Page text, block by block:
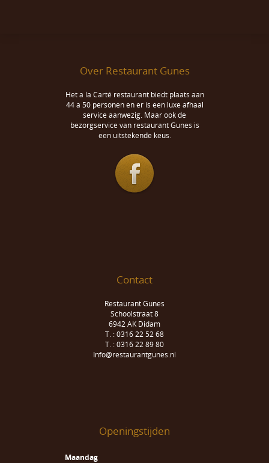
Over Restaurant Gunes
Het a la Carté restaurant biedt plaats aan
44 a 50 personen en er is een luxe afhaal
service aanwezig. Maar ook de
bezorgservice van restaurant Gunes is
een uitstekende keus.
Contact
Restaurant Gunes
Schoolstraat 8
6942 AK Didam
T. : 0316 22 52 68
T. : 0316 22 89 80
Info@restaurantgunes.nl
Openingstijden
Maandag